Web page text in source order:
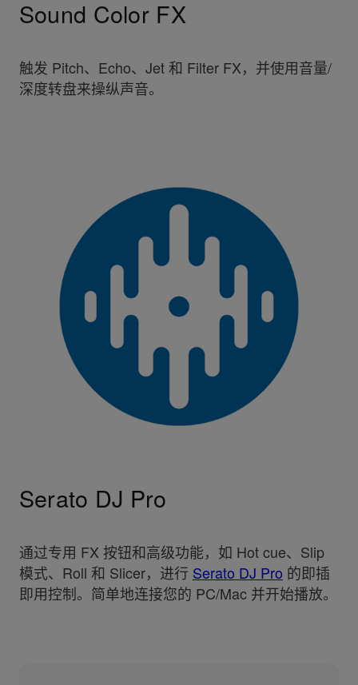
Sound Color FX
触发 Pitch、Echo、Jet 和 Filter FX，并使用音量/
深度转盘来操纵声音。
Serato DJ Pro
通过专用 FX 按钮和高级功能，如 Hot cue、Slip
模式、Roll 和 Slicer，进行 Serato DJ Pro 的即插
即用控制。简单地连接您的 PC/Mac 并开始播放。